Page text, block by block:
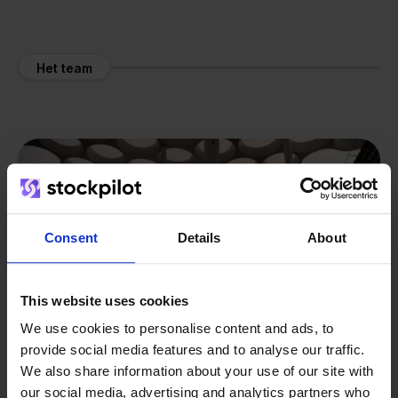
Consent Details About
This website uses cookies
We use cookies to personalise content and ads, to
provide social media features and to analyse our traffic.
We also share information about your use of our site with
our social media, advertising and analytics partners who
Het team